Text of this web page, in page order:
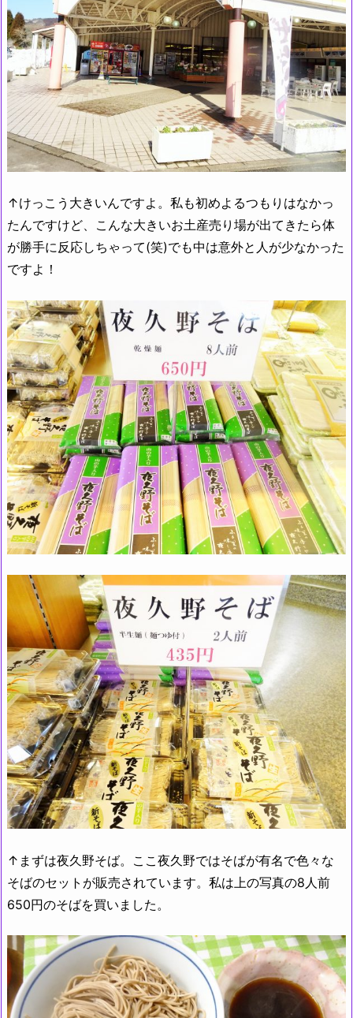
↑けっこう大きいんですよ。私も初めよるつもりはなかっ
たんですけど、こんな大きいお土産売り場が出てきたら体
が勝手に反応しちゃって(笑)でも中は意外と人が少なかった
ですよ！
↑まずは夜久野そば。ここ夜久野ではそばが有名で色々な
そばのセットが販売されています。私は上の写真の8人前
650円のそばを買いました。